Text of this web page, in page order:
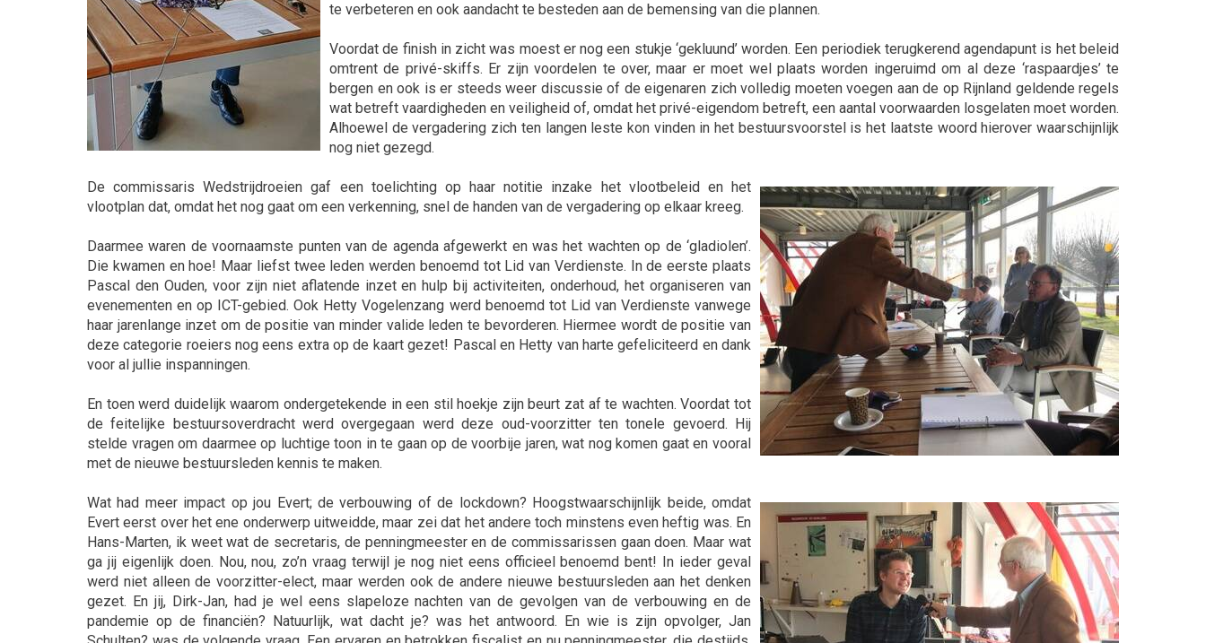
te verbeteren en ook aandacht te besteden aan de bemensing van die plannen.
Voordat de finish in zicht was moest er nog een stukje ‘gekluund’ worden. Een periodiek terugkerend agendapunt is het beleid
omtrent de privé-skiffs. Er zijn voordelen te over, maar er moet wel plaats worden ingeruimd om al deze ‘raspaardjes’ te
bergen en ook is er steeds weer discussie of de eigenaren zich volledig moeten voegen aan de op Rijnland geldende regels
wat betreft vaardigheden en veiligheid of, omdat het privé-eigendom betreft, een aantal voorwaarden losgelaten moet worden.
Alhoewel de vergadering zich ten langen leste kon vinden in het bestuursvoorstel is het laatste woord hierover waarschijnlijk
nog niet gezegd.
De commissaris Wedstrijdroeien gaf een toelichting op haar notitie inzake het vlootbeleid en het
vlootplan dat, omdat het nog gaat om een verkenning, snel de handen van de vergadering op elkaar kreeg.
Daarmee waren de voornaamste punten van de agenda afgewerkt en was het wachten op de ‘gladiolen’.
Die kwamen en hoe! Maar liefst twee leden werden benoemd tot Lid van Verdienste. In de eerste plaats
Pascal den Ouden, voor zijn niet aflatende inzet en hulp bij activiteiten, onderhoud, het organiseren van
evenementen en op ICT-gebied. Ook Hetty Vogelenzang werd benoemd tot Lid van Verdienste vanwege
haar jarenlange inzet om de positie van minder valide leden te bevorderen. Hiermee wordt de positie van
deze categorie roeiers nog eens extra op de kaart gezet! Pascal en Hetty van harte gefeliciteerd en dank
voor al jullie inspanningen.
En toen werd duidelijk waarom ondergetekende in een stil hoekje zijn beurt zat af te wachten. Voordat tot
de feitelijke bestuursoverdracht werd overgegaan werd deze oud-voorzitter ten tonele gevoerd. Hij
stelde vragen om daarmee op luchtige toon in te gaan op de voorbije jaren, wat nog komen gaat en vooral
met de nieuwe bestuursleden kennis te maken.
Wat had meer impact op jou Evert; de verbouwing of de lockdown? Hoogstwaarschijnlijk beide, omdat
Evert eerst over het ene onderwerp uitweidde, maar zei dat het andere toch minstens even heftig was. En
Hans-Marten, ik weet wat de secretaris, de penningmeester en de commissarissen gaan doen. Maar wat
ga jij eigenlijk doen. Nou, nou, zo’n vraag terwijl je nog niet eens officieel benoemd bent! In ieder geval
werd niet alleen de voorzitter-elect, maar werden ook de andere nieuwe bestuursleden aan het denken
gezet. En jij, Dirk-Jan, had je wel eens slapeloze nachten van de gevolgen van de verbouwing en de
pandemie op de financiën? Natuurlijk, wat dacht je? was het antwoord. En wie is zijn opvolger, Jan